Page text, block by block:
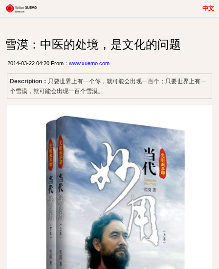
中文
雪漠：中医的处境，是文化的问题
2014-03-22 04:20 From： www.xuemo.com
Description： 只要世界上有一个你，就可能会出现一百个；只要世界上有一
个雪漠，就可能会出现一百个雪漠。